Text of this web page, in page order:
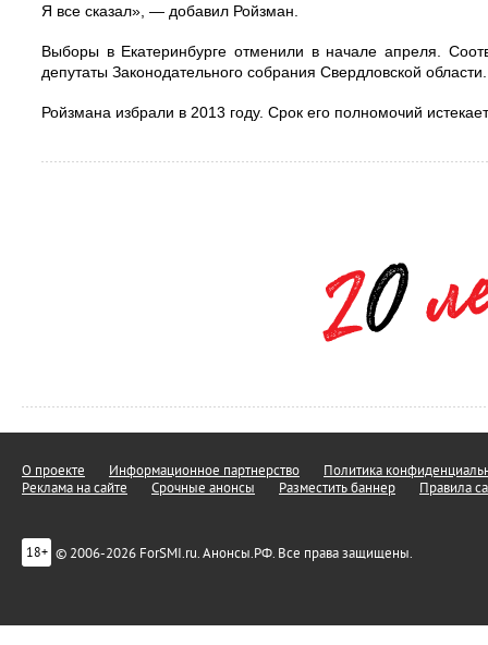
Я все сказал», — добавил Ройзман.
Выборы в Екатеринбурге отменили в начале апреля.
депутаты Законодательного собрания Свердловской области.
Ройзмана избрали в 2013 году. Срок его полномочий
О проекте Информационное партнерство
Политика
Реклама на сайте
Срочные анонсы Разместить баннер Правила
18+ © 2006-2026 ForSMI.ru. Анонсы.РФ. Все права защищены.